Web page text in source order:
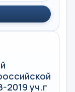
2019 уч.г